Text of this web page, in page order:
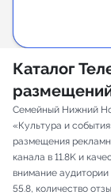
Каталог
Семейный Нижний
«Культура и
размещения
канала в 11.8K и
внимание аудитории
55.8, количество